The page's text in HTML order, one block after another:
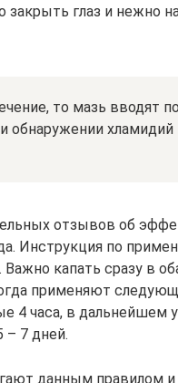
закрыть глаз и нежно
то мазь
отзывов об
Инструкция по
капать сразу в
применяют
4 часа, в дальнейшем
– 7 дней.
данным правилом